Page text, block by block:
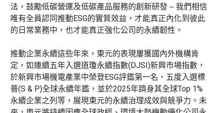
法，鼓勵低碳營運及低碳產品服務的創新研發 ‒ 我們相信
唯有全員認同推動ESG的實質效益，才能真正內化到彼此
的日常業務中，也才能真正強化公司的永續韌性。
推動企業永續這些年來，東元的表現屢獲國內外機構肯
定，如連續五年入選道瓊永續指數(DJSI)新興市場指數，
於新興市場機電產業中榮登ESG評鑑第一名、五度入選標
普(S & P)全球永續年鑑，並於2025年躋身其全球Top 1%
永續企業之列等，展現東元的永續治理成效與競爭力。未